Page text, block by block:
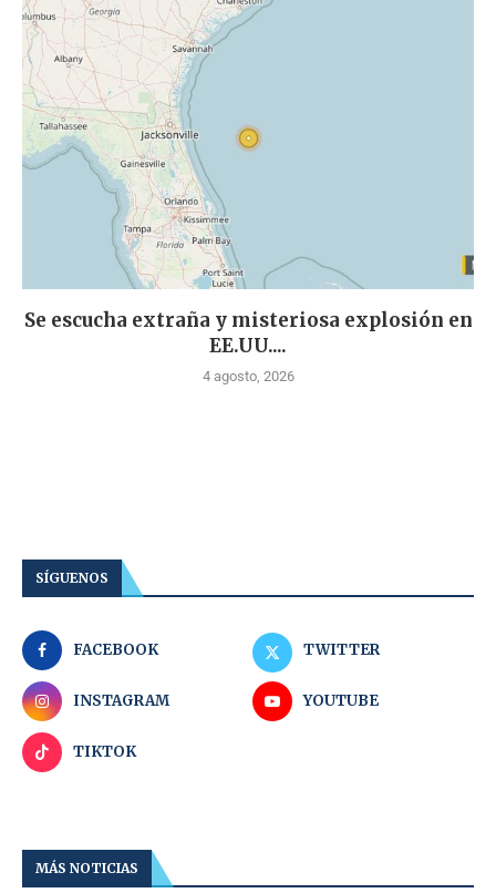
Se escucha extraña y misteriosa explosión en
EE.UU....
4 agosto, 2026
SÍGUENOS
FACEBOOK TWITTER
INSTAGRAM YOUTUBE
TIKTOK
MÁS NOTICIAS